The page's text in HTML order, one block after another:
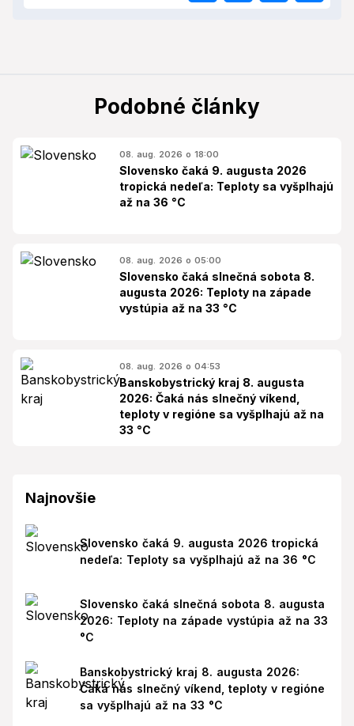
Podobné články
08. aug. 2026 o 18:00
Slovensko čaká 9. augusta 2026
tropická nedeľa: Teploty sa vyšplhajú
až na 36 °C
08. aug. 2026 o 05:00
Slovensko čaká slnečná sobota 8.
augusta 2026: Teploty na západe
vystúpia až na 33 °C
08. aug. 2026 o 04:53
Banskobystrický kraj 8. augusta
2026: Čaká nás slnečný víkend,
teploty v regióne sa vyšplhajú až na
33 °C
Najnovšie
Slovensko čaká 9. augusta 2026 tropická
nedeľa: Teploty sa vyšplhajú až na 36 °C
Slovensko čaká slnečná sobota 8. augusta
2026: Teploty na západe vystúpia až na 33
°C
Banskobystrický kraj 8. augusta 2026:
Čaká nás slnečný víkend, teploty v regióne
sa vyšplhajú až na 33 °C